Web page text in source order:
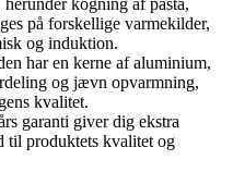
kogning af pasta,
på forskellige varmekilder,
og induktion.
har en kerne af aluminium,
og jævn opvarmning,
kvalitet.
garanti giver dig ekstra
til produktets kvalitet og